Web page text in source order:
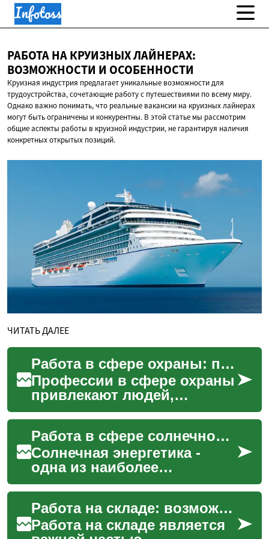
РАБОТА НА КРУИЗНЫХ ЛАЙНЕРАХ:
ВОЗМОЖНОСТИ И ОСОБЕННОСТИ
Круизная индустрия предлагает уникальные возможности для
трудоустройства, сочетающие работу с путешествиями по всему миру.
Однако важно понимать, что реальные вакансии на круизных лайнерах
могут быть ограничены и конкурентны. В этой статье мы рассмотрим
общие аспекты работы в круизной индустрии, не гарантируя наличия
конкретных открытых позиций.
ЧИТАТЬ ДАЛЕЕ
Работа в сфере охраны: профессии и требования
Профессии в сфере охраны
привлекают людей,
которые ищут стабильную
занятость и готовность
нести ответственность за
бе...
Работа в сфере солнечной энергетики: перспективы в Швеции
Солнечная энергетика -
одна из наиболее
быстрорастущих отраслей
возобновляемой
энергетики во всем мире. В
Швеции, стр...
Работа на складе: возможности и перспективы в Германии
Работа на складе является